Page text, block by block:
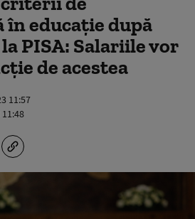
educație după
PISA: Salariile vor
de acestea
11:57